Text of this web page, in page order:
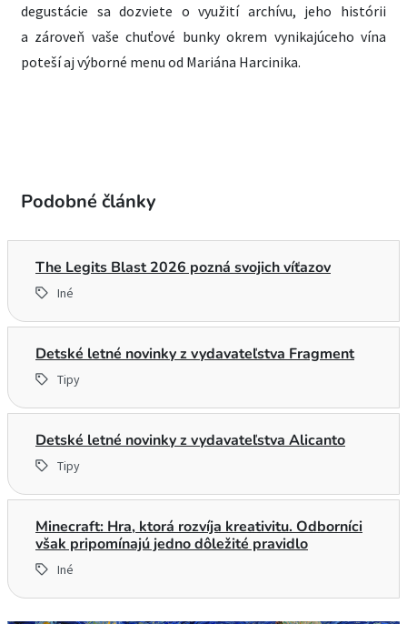
degustácie sa dozviete o využití archívu, jeho histórii
a zároveň vaše chuťové bunky okrem vynikajúceho vína
poteší aj výborné menu od Mariána Harcinika.
Podobné články
The Legits Blast 2026 pozná svojich víťazov
Iné
Detské letné novinky z vydavateľstva Fragment
Tipy
Detské letné novinky z vydavateľstva Alicanto
Tipy
Minecraft: Hra, ktorá rozvíja kreativitu. Odborníci
však pripomínajú jedno dôležité pravidlo
Iné